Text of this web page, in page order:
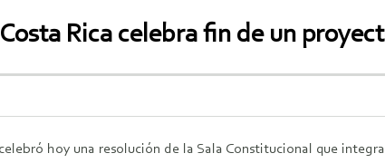
Rica celebra fin de un
hoy una resolución de la Sala Constitucional que